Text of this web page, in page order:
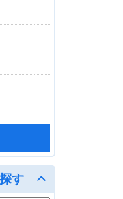
㎡)
す